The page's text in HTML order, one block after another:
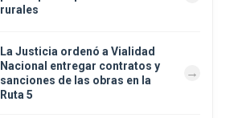
rurales
La Justicia ordenó a Vialidad
Nacional entregar contratos y
sanciones de las obras en la
Ruta 5